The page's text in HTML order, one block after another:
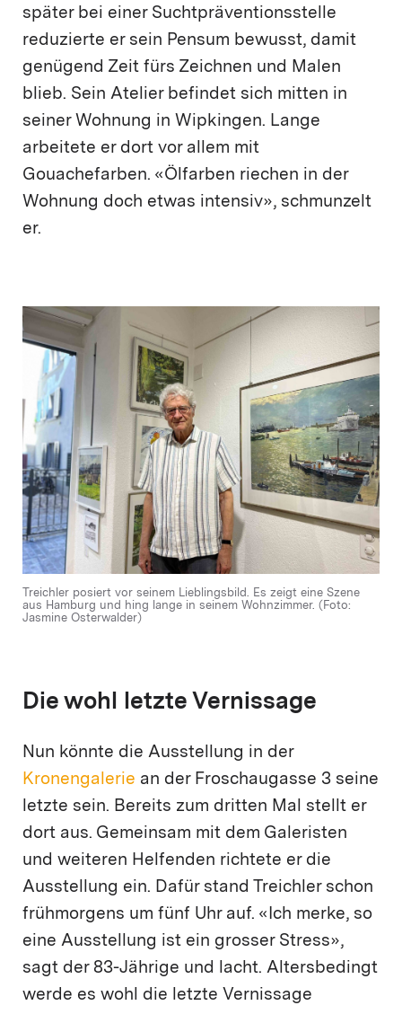
später bei einer Suchtpräventionsstelle
reduzierte er sein Pensum bewusst, damit
genügend Zeit fürs Zeichnen und Malen
blieb. Sein Atelier befindet sich mitten in
seiner Wohnung in Wipkingen. Lange
arbeitete er dort vor allem mit
Gouachefarben. «Ölfarben riechen in der
Wohnung doch etwas intensiv», schmunzelt
er.
Treichler posiert vor seinem Lieblingsbild. Es zeigt eine Szene
aus Hamburg und hing lange in seinem Wohnzimmer. (Foto:
Jasmine Osterwalder)
Die wohl letzte Vernissage
Nun könnte die Ausstellung in der
Kronengalerie an der Froschaugasse 3 seine
letzte sein. Bereits zum dritten Mal stellt er
dort aus. Gemeinsam mit dem Galeristen
und weiteren Helfenden richtete er die
Ausstellung ein. Dafür stand Treichler schon
frühmorgens um fünf Uhr auf. «Ich merke, so
eine Ausstellung ist ein grosser Stress»,
sagt der 83-Jährige und lacht. Altersbedingt
werde es wohl die letzte Vernissage